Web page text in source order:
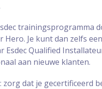
trainingsprogramma
Hero. Je kunt dan zelfs
Esdec Qualified
aan nieuwe klanten.
zorg dat je gecertificeerd